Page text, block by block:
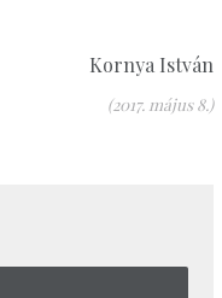
Kornya István
(2017. május 8.)